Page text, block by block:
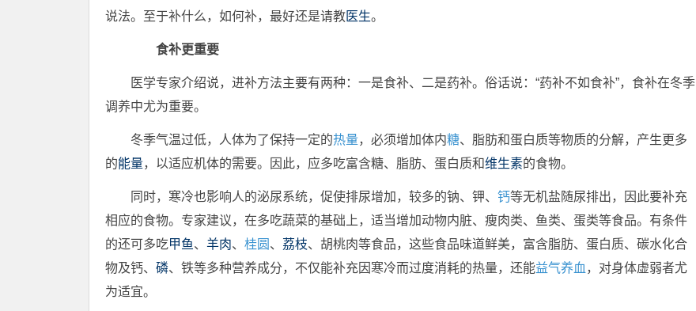
说法。至于补什么，如何补，最好还是请教医生。
食补更重要
医学专家介绍说，进补方法主要有两种：一是食补、二是药补。俗话说：“药补不如食补”，食补在冬季
调养中尤为重要。
冬季气温过低，人体为了保持一定的热量，必须增加体内糖、脂肪和蛋白质等物质的分解，产生更多
的能量，以适应机体的需要。因此，应多吃富含糖、脂肪、蛋白质和维生素的食物。
同时，寒冷也影响人的泌尿系统，促使排尿增加，较多的钠、钾、 钙等无机盐随尿排出，因此要补充
相应的食物。专家建议，在多吃蔬菜的基础上，适当增加动物内脏、瘦肉类、鱼类、蛋类等食品。有条件
的还可多吃甲鱼、 羊肉、 桂圆 、 荔枝、胡桃肉等食品，这些食品味道鲜美，富含脂肪、蛋白质、碳水化合
物及钙、 磷、铁等多种营养成分，不仅能补充因寒冷而过度消耗的热量，还能益气养血 ，对身体虚弱者尤
为适宜。